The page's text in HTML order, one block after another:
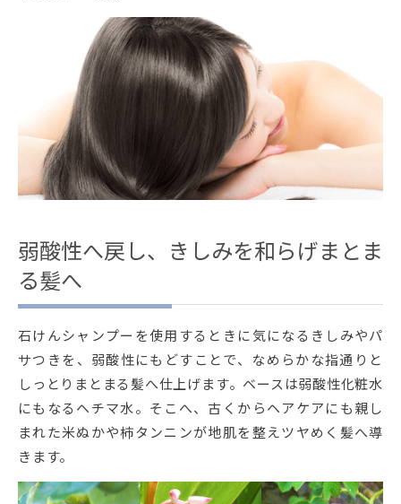
弱酸性へ戻し、きしみを和らげまとま
る髪へ
石けんシャンプーを使用するときに気になるきしみやパ
サつきを、弱酸性にもどすことで、なめらかな指通りと
しっとりまとまる髪へ仕上げます。ベースは弱酸性化粧水
にもなるヘチマ水。そこへ、古くからヘアケアにも親し
まれた米ぬかや柿タンニンが地肌を整えツヤめく髪へ導
きます。